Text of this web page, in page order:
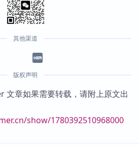
其他渠道
版权声明
文章如果需要转载，请附上原文出
show/1780392510968000